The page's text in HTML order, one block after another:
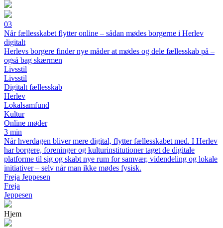
03
Når fællesskabet flytter online – sådan mødes borgerne i Herlev
digitalt
Herlevs borgere finder nye måder at mødes og dele fællesskab på –
også bag skærmen
Livsstil
Livsstil
Digitalt fællesskab
Herlev
Lokalsamfund
Kultur
Online møder
3 min
Når hverdagen bliver mere digital, flytter fællesskabet med. I Herlev
har borgere, foreninger og kulturinstitutioner taget de digitale
platforme til sig og skabt nye rum for samvær, videndeling og lokale
initiativer – selv når man ikke mødes fysisk.
Freja Jeppesen
Freja
Jeppesen
Hjem